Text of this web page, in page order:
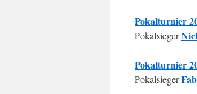
Pokalturnier
Pokalsieger
Pokalturnier
Pokalsieger